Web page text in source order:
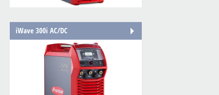
iWave 300i AC/DC